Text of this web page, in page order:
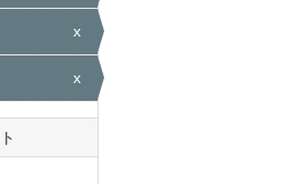
x
x